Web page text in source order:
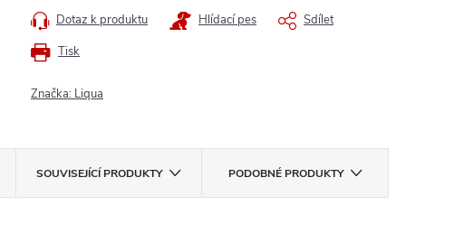
Tisk
Dotaz k produktu Hlídací pes Sdílet
Značka: Liqua
SOUVISEJÍCÍ PRODUKTY PODOBNÉ PRODUKTY